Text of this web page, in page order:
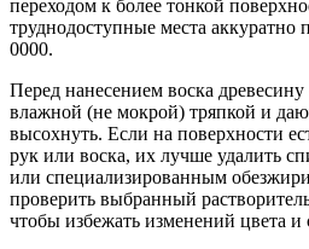
переходом к более тонкой
труднодоступные места аккуратно
0000.
Перед нанесением воска
влажной (не мокрой) тряпкой и
высохнуть. Если на поверхности
рук или воска, их лучше удалить
или специализированным
проверить выбранный
чтобы избежать изменений цвета и